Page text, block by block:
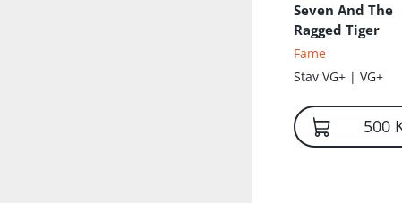
Seven And The
Ragged Tiger
Fame
StavVG+ | VG+
500